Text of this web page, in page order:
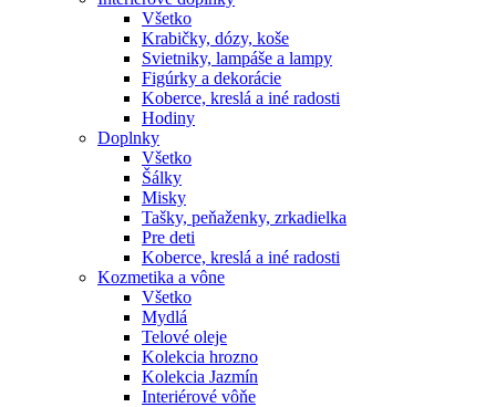
Všetko
Krabičky, dózy, koše
Svietniky, lampáše a lampy
Figúrky a dekorácie
Koberce, kreslá a iné radosti
Hodiny
Doplnky
Všetko
Šálky
Misky
Tašky, peňaženky, zrkadielka
Pre deti
Koberce, kreslá a iné radosti
Kozmetika a vône
Všetko
Mydlá
Telové oleje
Kolekcia hrozno
Kolekcia Jazmín
Interiérové vôňe